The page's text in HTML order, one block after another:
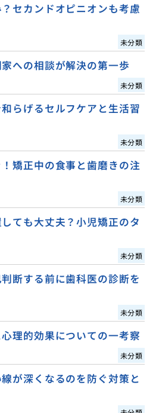
セカンドオピニオンも考慮
未分類
への相談が解決の第一歩
未分類
らげるセルフケアと生活習
未分類
矯正中の食事と歯磨きの注
未分類
ても大丈夫？小児矯正のタ
未分類
判断する前に歯科医の診断を
未分類
理的効果についての一考察
未分類
が深くなるのを防ぐ対策と